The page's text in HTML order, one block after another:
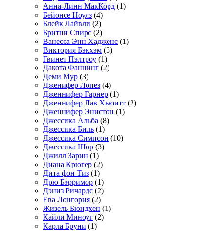
Анна-Линн МакКорд (1)
Бейонсе Ноулз (4)
Блейк Лайвли (2)
Бритни Спирс (2)
Ванесса Энн Хадженс (1)
Виктория Бэкхэм (3)
Гвинет Пэлтроу (1)
Дакота Фаннинг (2)
Деми Мур (3)
Дженифер Лопез (4)
Дженнифер Гарнер (1)
Дженнифер Лав Хьюитт (2)
Дженнифер Энистон (1)
Джессика Альба (8)
Джессика Биль (1)
Джессика Симпсон (10)
Джессика Шор (3)
Джилл Зарин (1)
Диана Крюгер (2)
Дита фон Тиз (1)
Дрю Бэрримор (1)
Дэниз Ричардс (2)
Ева Лонгория (2)
Жизель Бюндхен (1)
Кайли Миноуг (2)
Карла Бруни (1)